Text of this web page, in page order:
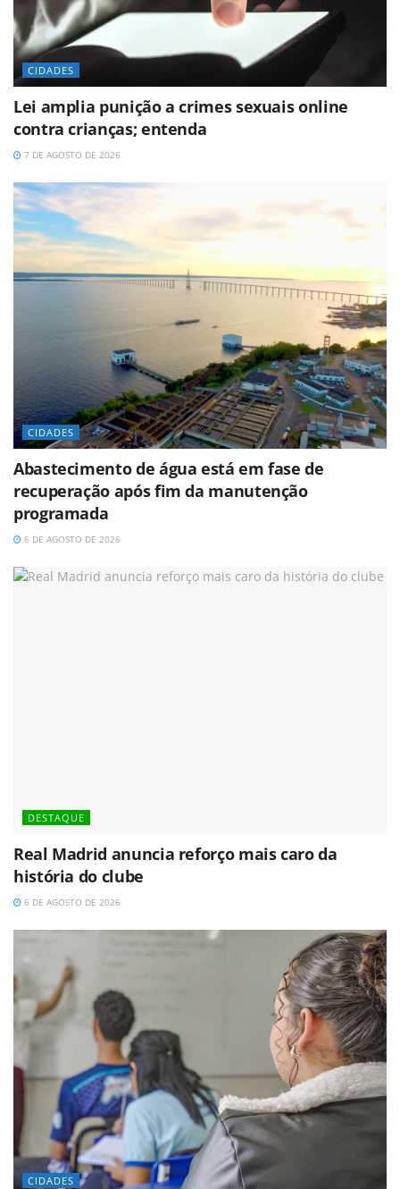
CIDADES
Lei amplia punição a crimes sexuais online
contra crianças; entenda
7 DE AGOSTO DE 2026
CIDADES
Abastecimento de água está em fase de
recuperação após fim da manutenção
programada
6 DE AGOSTO DE 2026
DESTAQUE
Real Madrid anuncia reforço mais caro da
história do clube
6 DE AGOSTO DE 2026
CIDADES